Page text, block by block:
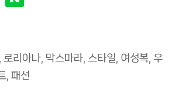
로리아나 막스마라 스타일 여성복 우
패션